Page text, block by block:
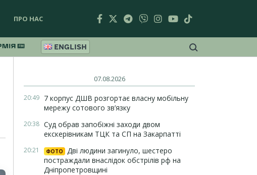
ПРО НАС
ENGLISH
07.08.2026
20:49 7 корпус ДШВ розгортає власну мобільну
мережу сотового зв’язку
20:38 Суд обрав запобіжні заходи двом
екскерівникам ТЦК та СП на Закарпатті
20:21 ФОТО
Дві людини загинуло, шестеро
постраждали внаслідок обстрілів рф на
Дніпропетровщині